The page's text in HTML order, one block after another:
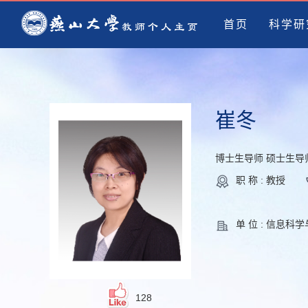
首页 科学
128
崔冬
博士生导师 硕士生导
职 称 : 教授
单 位 : 信息科学